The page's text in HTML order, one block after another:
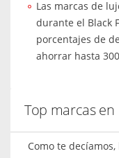
Las marcas de
durante el Black
porcentajes de
ahorrar hasta
Top marcas
Como te